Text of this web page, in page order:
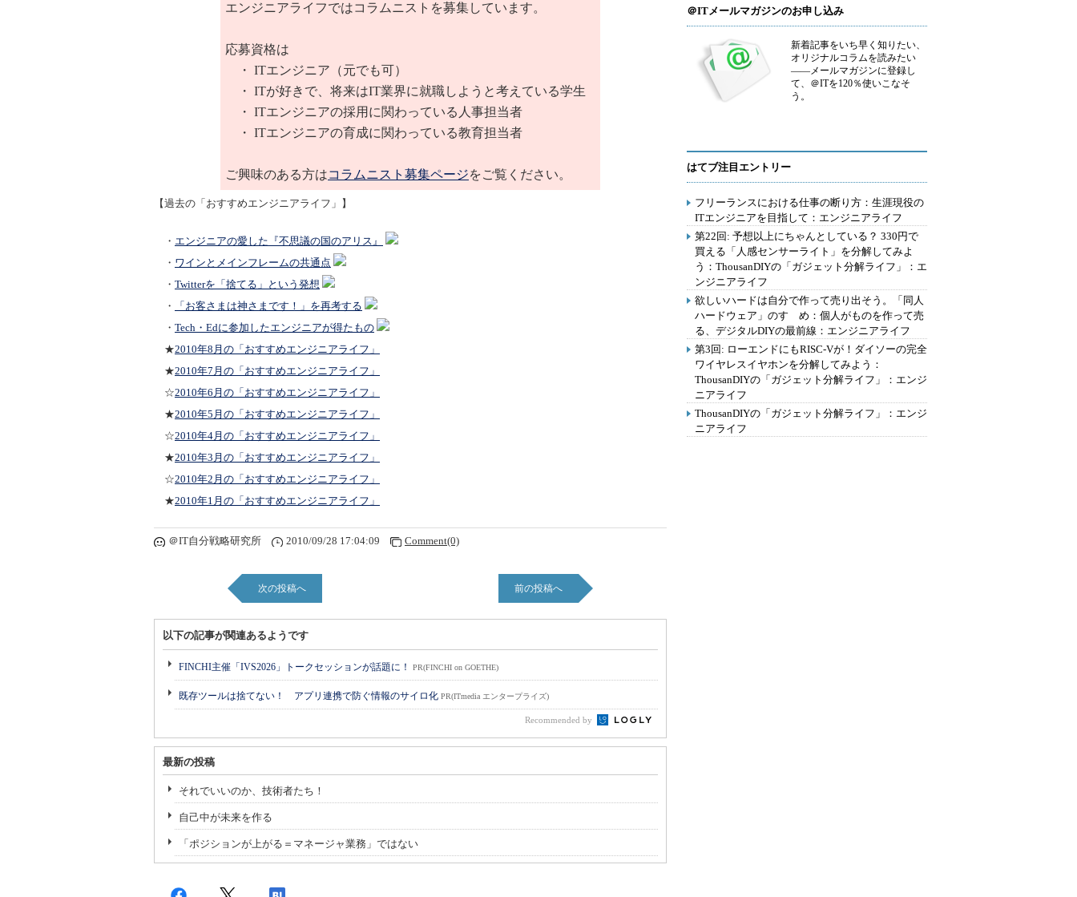
エンジニアライフではコラムニストを募集しています。
応募資格は
・ ITエンジニア（元でも可）
・ ITが好きで、将来はIT業界に就職しようと考えている学生
・ ITエンジニアの採用に関わっている人事担当者
・ ITエンジニアの育成に関わっている教育担当者
ご興味のある方はコラムニスト募集ページをご覧ください。
【過去の「おすすめエンジニアライフ」】
・ エンジニアの愛した『不思議の国のアリス』
・ ワインとメインフレームの共通点
・ Twitterを「捨てる」という発想
・
「お客さまは神さまです！」を再考する
・ Tech・Edに参加したエンジニアが得たもの
★2010年8月の「おすすめエンジニアライフ」
★2010年7月の「おすすめエンジニアライフ」
☆2010年6月の「おすすめエンジニアライフ」
★2010年5月の「おすすめエンジニアライフ」
☆2010年4月の「おすすめエンジニアライフ」
★2010年3月の「おすすめエンジニアライフ」
☆2010年2月の「おすすめエンジニアライフ」
★2010年1月の「おすすめエンジニアライフ」
＠IT自分戦略研究所 2010/09/28 17:04:09 Comment(0)
次の投稿へ 前の投稿へ
以下の記事が関連あるようです
FINCHI主催「IVS2026」トークセッションが話題に！ PR(FINCHI on GOETHE)
既存ツールは捨てない！ アプリ連携で防ぐ情報のサイロ化 PR(ITmedia エンタープライズ)
Recommended by
最新の投稿
それでいいのか、技術者たち！
自己中が未来を作る
「ポジションが上がる＝マネージャ業務」ではない
＠ITメールマガジンのお申し込み
新着記事をいち早く知りたい、
オリジナルコラムを読みたい
――メールマガジンに登録し
て、＠ITを120％使いこなそ
う。
はてブ注目エントリー
フリーランスにおける仕事の断り方：生涯現役の
ITエンジニアを目指して：エンジニアライフ
第22回: 予想以上にちゃんとしている？ 330円で
買える「人感センサーライト」を分解してみよ
う：ThousanDIYの「ガジェット分解ライフ」：エ
ンジニアライフ
欲しいハードは自分で作って売り出そう。「同人
ハードウェア」のすゝめ：個人がものを作って売
る、デジタルDIYの最前線：エンジニアライフ
第3回: ローエンドにもRISC-Vが！ダイソーの完全
ワイヤレスイヤホンを分解してみよう：
ThousanDIYの「ガジェット分解ライフ」：エンジ
ニアライフ
ThousanDIYの「ガジェット分解ライフ」：エンジ
ニアライフ